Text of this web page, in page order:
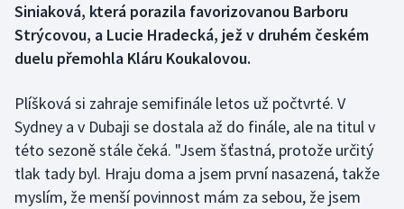
Florbal
Futsal
Golf
Gymnastika
Házená
Siniaková, která porazila favorizovanou Barboru
Strýcovou, a Lucie Hradecká, jež v druhém českém
duelu přemohla Kláru Koukalovou.
Plíšková si zahraje semifinále letos už počtvrté. V
Sydney a v Dubaji se dostala až do finále, ale na titul v
této sezoně stále čeká. "Jsem šťastná, protože určitý
tlak tady byl. Hraju doma a jsem první nasazená, takže
myslím, že menší povinnost mám za sebou, že jsem